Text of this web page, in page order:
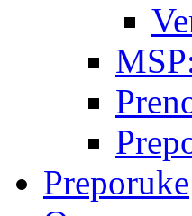
Preporuke